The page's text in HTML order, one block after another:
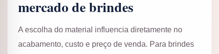
mercado de brindes
A escolha do material influencia diretamente no
acabamento, custo e preço de venda. Para brindes